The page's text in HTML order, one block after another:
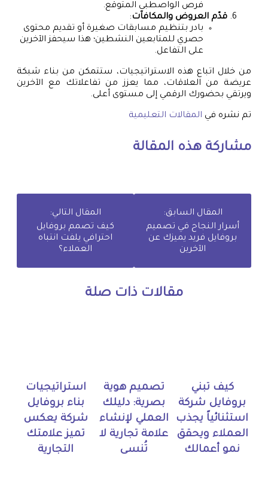
فرص الواصطبي المتوقع.
قدّم العروض والمكافآت:
بادر بتنظيم مسابقات صغيرة أو تقديم محتوى
حصري للمتابعين النشطين؛ هذا سيحفز الآخرين
على التفاعل.
من خلال اتباع هذه الاستراتيجيات، ستتمكن من بناء شبكة
عريضة من العلاقات، مما يعزز من تفاعلاتك مع الآخرين
ويرتقي بحضورك الرقمي إلى مستوى أعلى.
تم نشره في المقالات التعليمية
مشاركة هذه المقالة
المقال السابق:
أسرار النجاح في تصميم
بروفايل فريد يميزك عن
الآخرين
المقال التالي:
كيف تصمم بروفايل
احترافي يلفت انتباه
العملاء؟
مقالات ذات صلة
كيف تبني
بروفايل شركة
استثنائياً يجذب
العملاء ويحقق
نمو أعمالك
تصميم هوية
بصرية: دليلك
العملي لإنشاء
علامة تجارية لا
تُنسى
استراتيجيات
بناء بروفايل
شركة يعكس
تميز علامتك
التجارية